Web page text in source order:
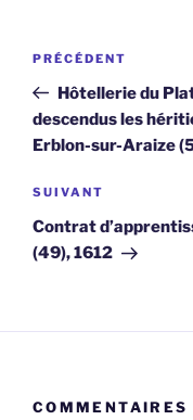
Navigation
l’article
Article
précédent
PRÉCÉDENT
Hôtellerie du
descendus les
Erblon-sur-Araize
Article
suivant
SUIVANT
Contrat
(49), 1612
COMMENTAIRES